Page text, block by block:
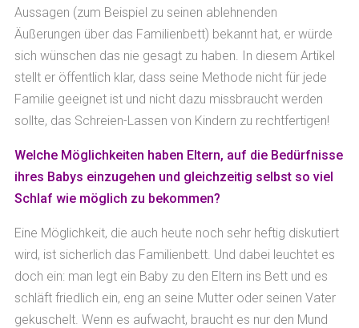
Aussagen (zum Beispiel zu seinen ablehnenden
Äußerungen über das Familienbett) bekannt hat, er würde
sich wünschen das nie gesagt zu haben. In diesem Artikel
stellt er öffentlich klar, dass seine Methode nicht für jede
Familie geeignet ist und nicht dazu missbraucht werden
sollte, das Schreien-Lassen von Kindern zu rechtfertigen!
Welche Möglichkeiten haben Eltern, auf die Bedürfnisse
ihres Babys einzugehen und gleichzeitig selbst so viel
Schlaf wie möglich zu bekommen?
Eine Möglichkeit, die auch heute noch sehr heftig diskutiert
wird, ist sicherlich das Familienbett. Und dabei leuchtet es
doch ein: man legt ein Baby zu den Eltern ins Bett und es
schläft friedlich ein, eng an seine Mutter oder seinen Vater
gekuschelt. Wenn es aufwacht, braucht es nur den Mund